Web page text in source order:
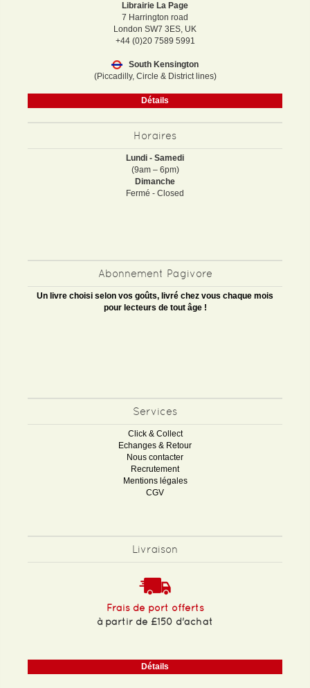
Librairie La Page
7 Harrington road
London SW7 3ES, UK
+44 (0)20 7589 5991
South Kensington
(Piccadilly, Circle & District lines)
Détails
Horaires
Lundi - Samedi
(9am – 6pm)
Dimanche
Fermé - Closed
Abonnement Pagivore
Un livre choisi selon vos goûts, livré chez vous chaque mois
pour lecteurs de tout âge !
Services
Click & Collect
Echanges & Retour
Nous contacter
Recrutement
Mentions légales
CGV
Livraison
Frais de port offerts
à partir de £150 d'achat
Détails